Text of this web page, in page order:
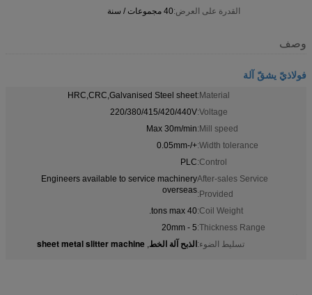
القدرة على العرض:40 مجموعات / سنة
وصف
فولاذيّ يشقّ آلة
Material:
HRC,CRC,Galvanised Steel sheet
Voltage:
220/380/415/420/440V
Mill speed:
Max 30m/min
Width tolerance:
+/-0.05mm
Control:
PLC
After-sales Service
Provided:
Engineers available to service machinery
overseas
Coil Weight:
40 tons max.
Thickness Range:
5 - 20mm
تسليط الضوء:الذبح آلة الخط,
sheet metal slitter machine